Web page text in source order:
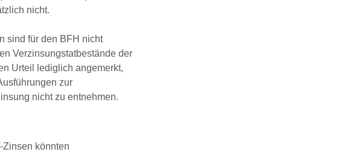
nicht.
sind für den BFH nicht
Verzinsungstatbestände der
Urteil lediglich angemerkt,
zur
nicht zu entnehmen.
Zinsen könnten